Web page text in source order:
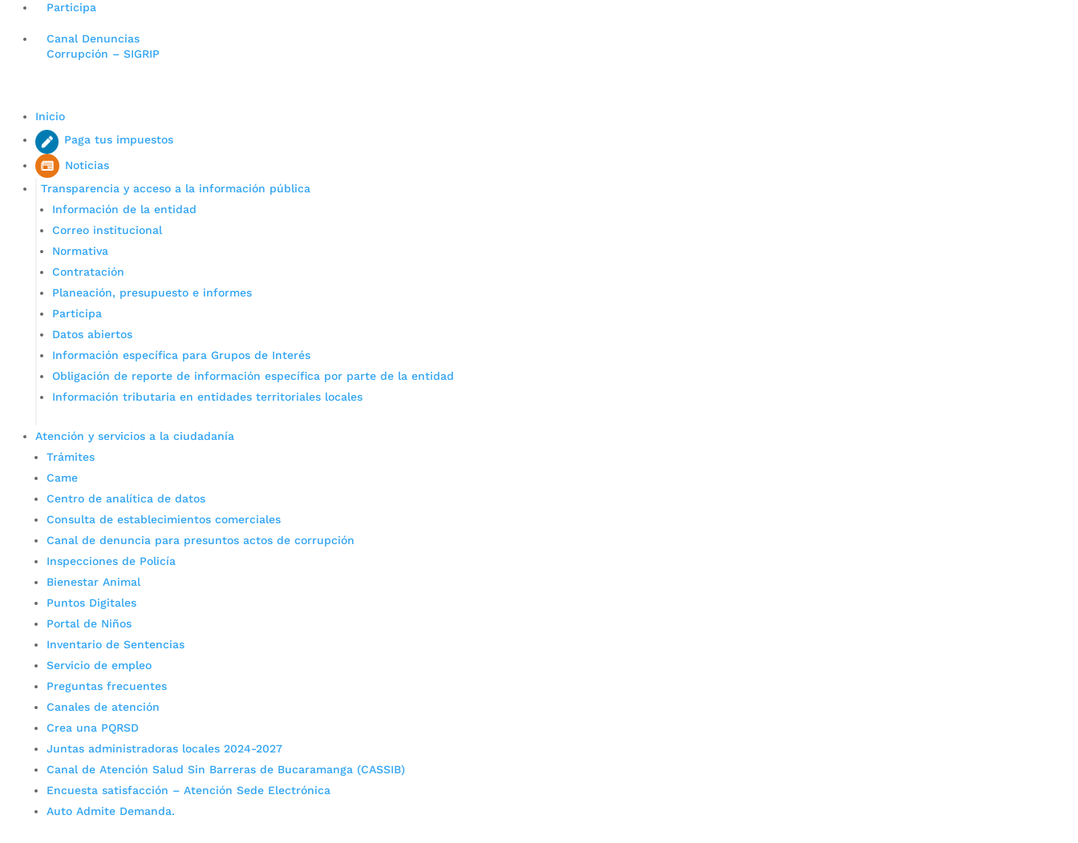
Participa
Canal Denuncias
Corrupción – SIGRIP
Inicio
Paga tus impuestos
Noticias
Transparencia y acceso a la información pública
Información de la entidad
Correo institucional
Normativa
Contratación
Planeación, presupuesto e informes
Participa
Datos abiertos
Información específica para Grupos de Interés
Obligación de reporte de información específica por parte de la entidad
Información tributaria en entidades territoriales locales
Atención y servicios a la ciudadanía
Trámites
Came
Centro de analítica de datos
Consulta de establecimientos comerciales
Canal de denuncia para presuntos actos de corrupción
Inspecciones de Policía
Bienestar Animal
Puntos Digitales
Portal de Niños
Inventario de Sentencias
Servicio de empleo
Preguntas frecuentes
Canales de atención
Crea una PQRSD
Juntas administradoras locales 2024-2027
Canal de Atención Salud Sin Barreras de Bucaramanga (CASSIB)
Encuesta satisfacción – Atención Sede Electrónica
Auto Admite Demanda.